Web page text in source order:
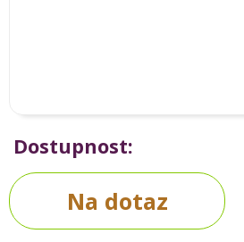
Dostupnost:
Na dotaz